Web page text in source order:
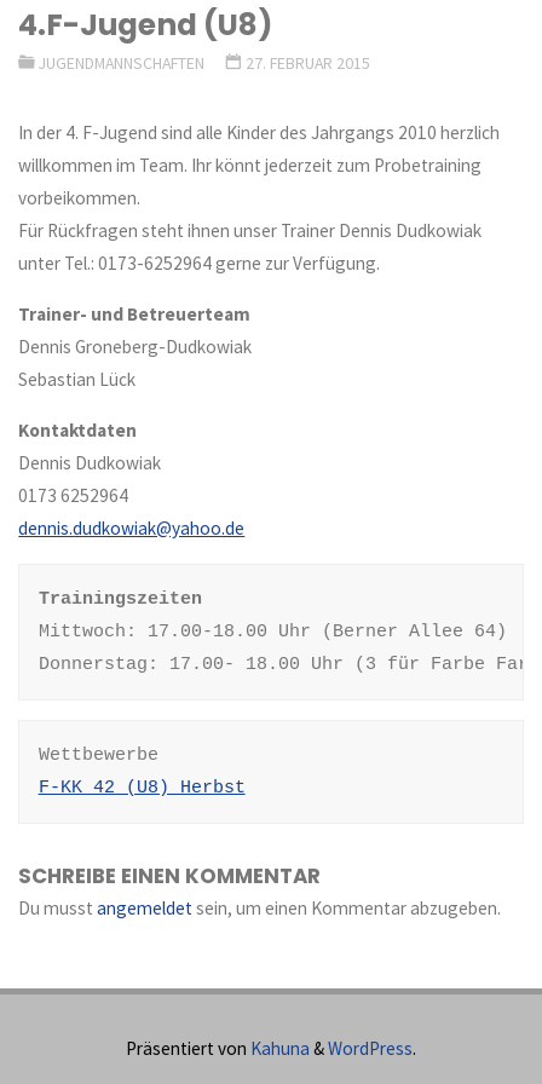
4.F-Jugend (U8)
JUGENDMANNSCHAFTEN 27. FEBRUAR 2015
In der 4. F-Jugend sind alle Kinder des Jahrgangs 2010 herzlich
willkommen im Team. Ihr könnt jederzeit zum Probetraining
vorbeikommen.
Für Rückfragen steht ihnen unser Trainer Dennis Dudkowiak
unter Tel.: 0173-6252964 gerne zur Verfügung.
Trainer- und Betreuerteam
Dennis Groneberg-Dudkowiak
Sebastian Lück
Kontaktdaten
Dennis Dudkowiak
0173 6252964
dennis.dudkowiak@yahoo.de
Mittwoch: 17.00-18.00 Uhr (Berner Allee 64)
Donnerstag: 17.00- 18.00 Uhr (3 für Farbe
F-KK 42 (U8) Herbst
SCHREIBE EINEN KOMMENTAR
Du musstangemeldet sein, um einen Kommentar abzugeben.
Präsentiert von Kahuna &WordPress.